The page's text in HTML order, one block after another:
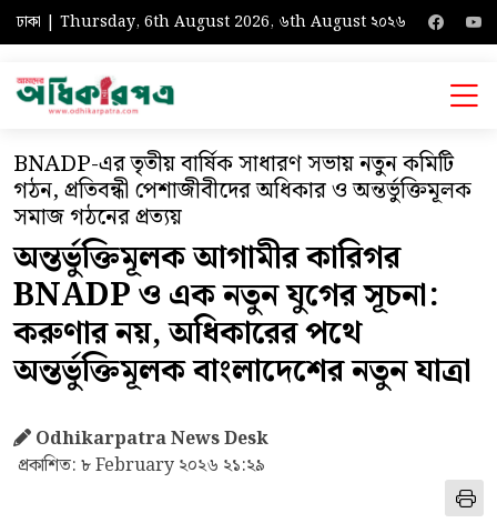
ঢাকা | Thursday, 6th August 2026, ৬th August ২০২৬
BNADP-এর তৃতীয় বার্ষিক সাধারণ সভায় নতুন কমিটি
গঠন, প্রতিবন্ধী পেশাজীবীদের অধিকার ও অন্তর্ভুক্তিমূলক
সমাজ গঠনের প্রত্যয়
অন্তর্ভুক্তিমূলক আগামীর কারিগর
BNADP ও এক নতুন যুগের সূচনা:
করুণার নয়, অধিকারের পথে
অন্তর্ভুক্তিমূলক বাংলাদেশের নতুন যাত্রা
Odhikarpatra News Desk
প্রকাশিত: ৮ February ২০২৬ ২১:২৯